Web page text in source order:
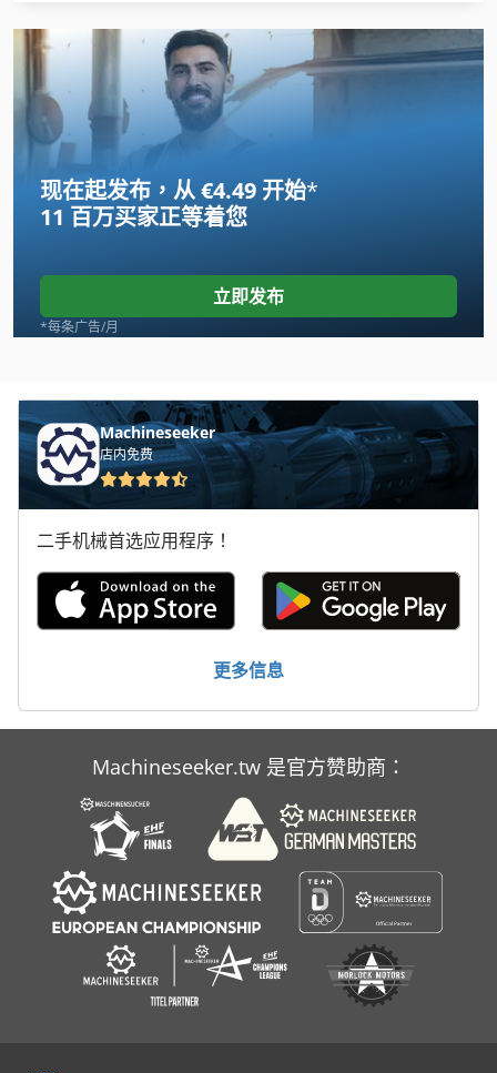
Case Ih 4420
Case Ih 5120
Case Ih 5130
Case Ih 7120
Case Ih 7130
Case Ih 7140
Case Ih 8010
Case Ih 833 A
Case Ih 844 S
Case Ih 886
Case Ih 8920
Case Ih 8930
Case Ih 9280
Case Ih 9370
Case Ih Maxxum 5120
现在起发布，从 €4.49 开始*
11 百万买家正等着您
立即发布
*每条广告/月
Machineseeker
店内免费
二手机械首选应用程序！
更多信息
Machineseeker.tw 是官方赞助商：